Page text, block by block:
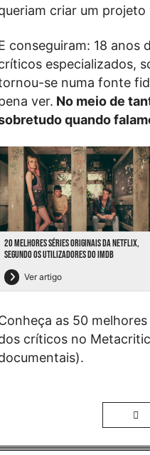
criar um
conseguiram: 18 anos
especializados,
se numa fonte
ver. No meio de
quando
20 MELHORES SÉRIES ORIGINAIS DA NETFLIX,
SEGUNDO OS UTILIZADORES DO IMDB
Ver artigo
as 50
críticos no